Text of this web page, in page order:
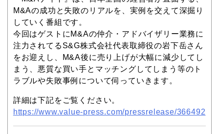
M&Aの成功と失敗のリアルを、実例を交えて深掘り
していく番組です。
今回はゲストにM&Aの仲介・アドバイザリー業務に
注力されてるS&G株式会社代表取締役の岩下岳さん
をお迎えし、M&A後に売り上げが大幅に減少してし
まう、悪質な買い手とマッチングしてしまう等のト
ラブルや失敗事例について伺っていきます。
詳細は下記をご覧ください。
https://www.value-press.com/pressrelease/366492